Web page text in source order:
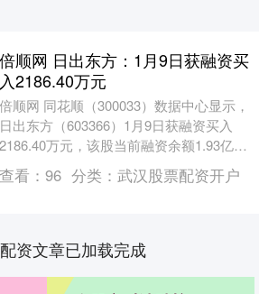
倍顺网 日出东方：1月9日获融资买
入2186.40万元
倍顺网 同花顺（300033）数据中心显示，
日出东方（603366）1月9日获融资买入
2186.40万元，该股当前融资余额1.93亿
元，占流通市值的2.44%，....
查看： 96 分类： 武汉股票配资开户
资文章已加载完成